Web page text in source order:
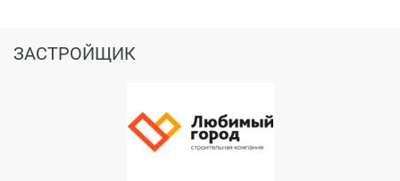
ЗАСТРОЙЩИК